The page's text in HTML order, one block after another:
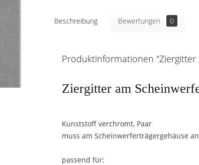
Beschreibung Bewertungen 0
Produktinformationen "Ziergitter
Ziergitter am
Kunststoff verchromt, Paar
muss am Scheinwerferträgergehäuse
passend für: